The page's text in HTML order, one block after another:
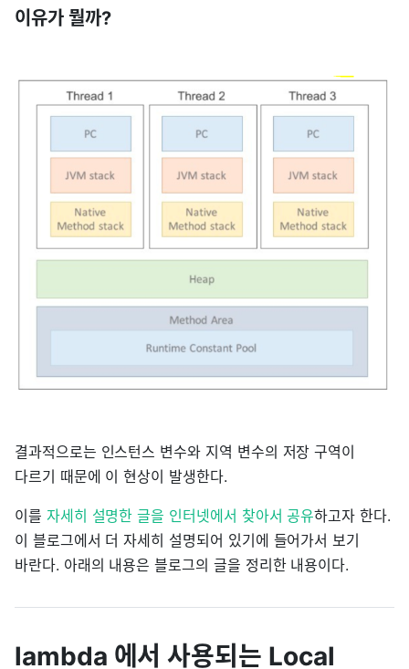
이유가 뭘까?
결과적으로는 인스턴스 변수와 지역 변수의 저장 구역이
다르기 때문에 이 현상이 발생한다.
이를 자세히 설명한 글을 인터넷에서 찾아서 공유하고자 한다.
이 블로그에서 더 자세히 설명되어 있기에 들어가서 보기
바란다. 아래의 내용은 블로그의 글을 정리한 내용이다.
lambda 에서 사용되는 Local